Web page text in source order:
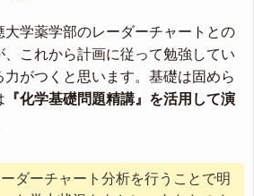
学薬学部のレーダーチャートとの
これから計画に従って勉強してい
力がつくと思います。基礎は固めら
『化学基礎問題精講』を活用して演
ダーチャート分析を行うことで明